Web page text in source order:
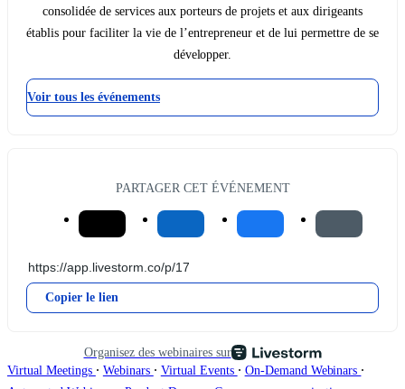
consolidée de services aux porteurs de projets et aux dirigeants
établis pour faciliter la vie de l’entrepreneur et de lui permettre de se
développer.
Voir tous les événements
PARTAGER CET ÉVÉNEMENT
Copier le lien
Organisez des webinaires sur
Virtual Meetings ∙ Webinars ∙ Virtual Events ∙ On-Demand Webinars ∙